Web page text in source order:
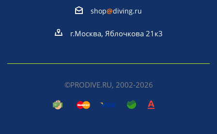
shop@diving.ru
г.Москва, Яблочкова 21к3
©PRODIVE.RU, 2002-2026